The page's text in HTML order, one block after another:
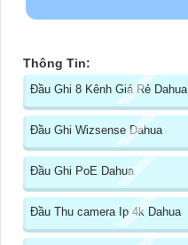
Thông Tin:
Đầu Ghi 8 Kênh Giá Rẻ Dahua
Đầu Ghi Wizsense Dahua
Đầu Ghi PoE Dahua
Đầu Thu camera Ip 4k Dahua